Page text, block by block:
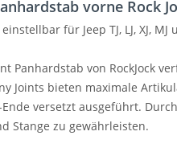
vorne Rock
für Jeep TJ, LJ, XJ, MJ
Panhardstab von RockJock
Joints bieten maximale
versetzt ausgeführt.
Stange zu gewährleisten.